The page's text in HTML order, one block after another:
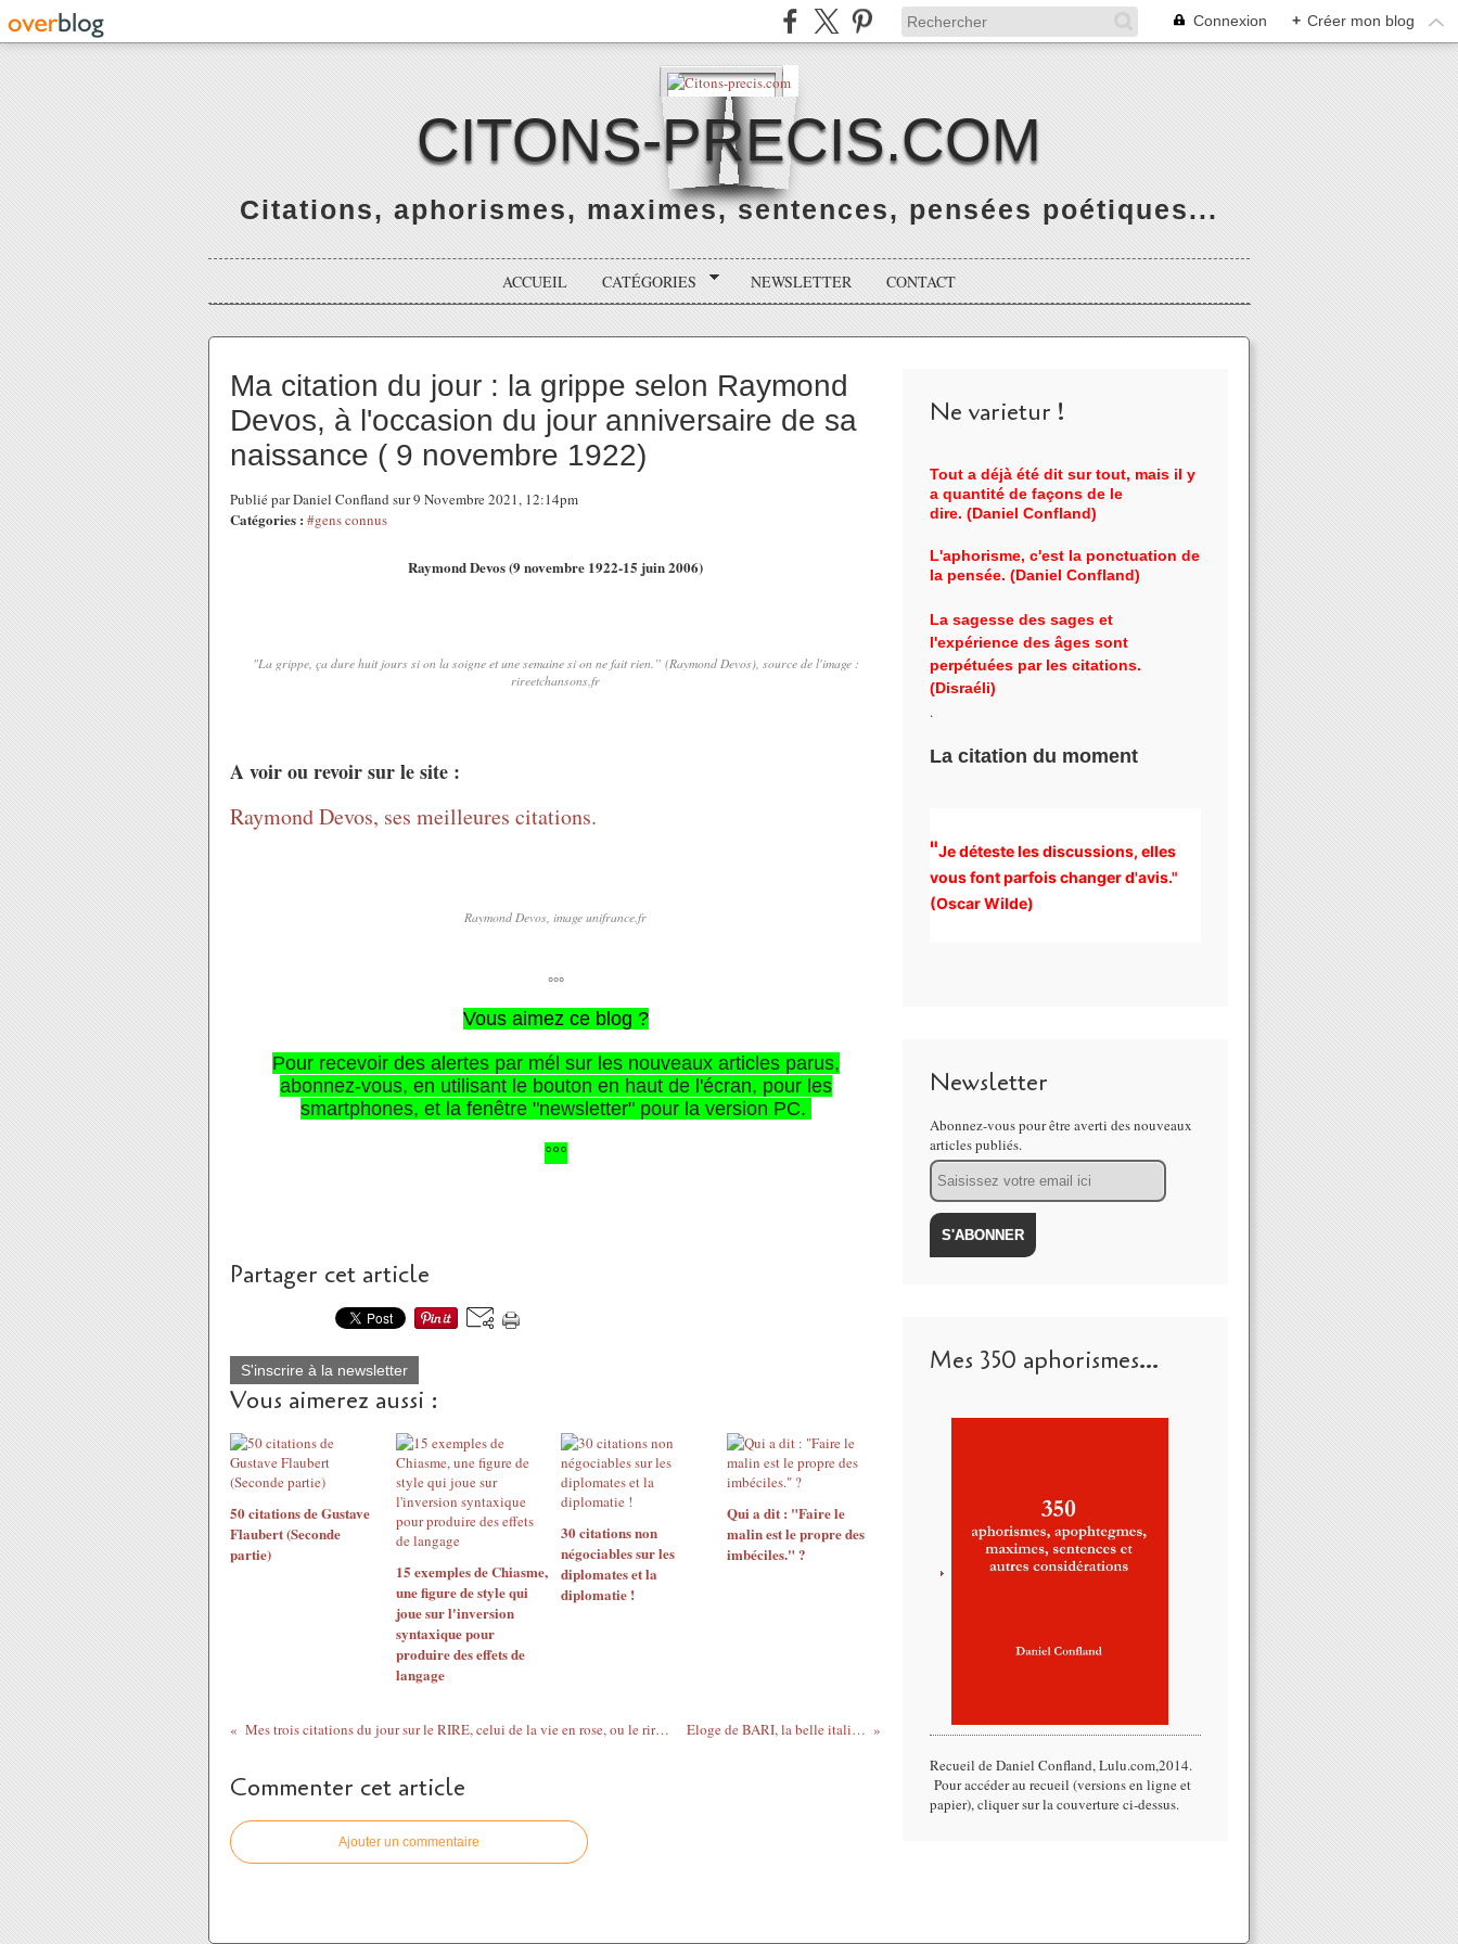
Connexion + Créer mon blog
CITONS-PRECIS.COM
Citations, aphorismes, maximes, sentences, pensées poétiques...
ACCUEIL CATÉGORIES NEWSLETTER CONTACT
Ma citation du jour : la grippe selon Raymond
Devos, à l'occasion du jour anniversaire de sa
naissance ( 9 novembre 1922)
Publié par Daniel Confland sur 9 Novembre 2021, 12:14pm
Catégories : #gens connus
Raymond Devos (9 novembre 1922-15 juin 2006)
"La grippe, ça dure huit jours si on la soigne et une semaine si on ne fait rien.” (Raymond Devos), source de l'image :
rireetchansons.fr
A voir ou revoir sur le site :
Raymond Devos, ses meilleures citations.
Raymond Devos, image unifrance.fr
°°°
Vous aimez ce blog ?
Pour recevoir des alertes par mél sur les nouveaux articles parus,
abonnez-vous, en utilisant le bouton en haut de l'écran, pour les
smartphones, et la fenêtre "newsletter" pour la version PC.
°°°
Partager cet article
S'inscrire à la newsletter
Vous aimerez aussi :
50 citations de Gustave
Flaubert (Seconde
partie)
15 exemples de Chiasme,
une figure de style qui
joue sur l'inversion
syntaxique pour
produire des effets de
langage
30 citations non
négociables sur les
diplomates et la
diplomatie !
Qui a dit : "Faire le
malin est le propre des
imbéciles." ?
Mes trois citations du jour sur le RIRE, celui de la vie en rose, ou le rire jaune ! Eloge de BARI, la belle italienne
Commenter cet article
Ajouter un commentaire
Ne varietur !
Tout a déjà été dit sur tout, mais il y
a quantité de façons de le
dire. (Daniel Confland)
L'aphorisme, c'est la ponctuation de
la pensée. (Daniel Confland)
La sagesse des sages et
l'expérience des âges sont
perpétuées par les citations.
(Disraéli)
.
La citation du moment
"Je déteste les discussions, elles
vous font parfois changer d'avis."
(Oscar Wilde)
Newsletter
Abonnez-vous pour être averti des nouveaux
articles publiés.
Email
Mes 350 aphorismes...
Recueil de Daniel Confland, Lulu.com,2014.​
Pour accéder au recueil (versions en ligne et
papier), cliquer sur la couverture ci-dessus.